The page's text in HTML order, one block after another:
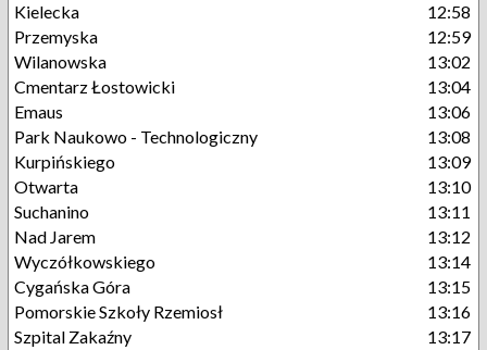
Kielecka
12:58
Przemyska
12:59
Wilanowska
13:02
Cmentarz Łostowicki
13:04
Emaus
13:06
Park Naukowo - Technologiczny
13:08
Kurpińskiego
13:09
Otwarta
13:10
Suchanino
13:11
Nad Jarem
13:12
Wyczółkowskiego
13:14
Cygańska Góra
13:15
Pomorskie Szkoły Rzemiosł
13:16
Szpital Zakaźny
13:17